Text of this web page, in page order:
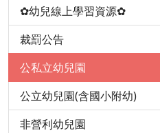
✿幼兒線上學習資源✿
裁罰公告
公私立幼兒園
公立幼兒園(含國小附幼)
非營利幼兒園